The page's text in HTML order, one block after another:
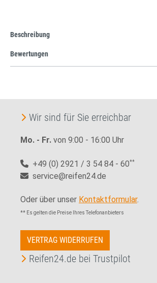
Beschreibung
Bewertungen
Wir sind für Sie erreichbar
Mo. - Fr. von 9:00 - 16:00 Uhr
+49 (0) 2921 / 3 54 84 - 60**
service@reifen24.de
Oder über unser Kontaktformular.
** Es gelten die Preise Ihres Telefonanbieters
VERTRAG WIDERRUFEN
Reifen24.de bei Trustpilot